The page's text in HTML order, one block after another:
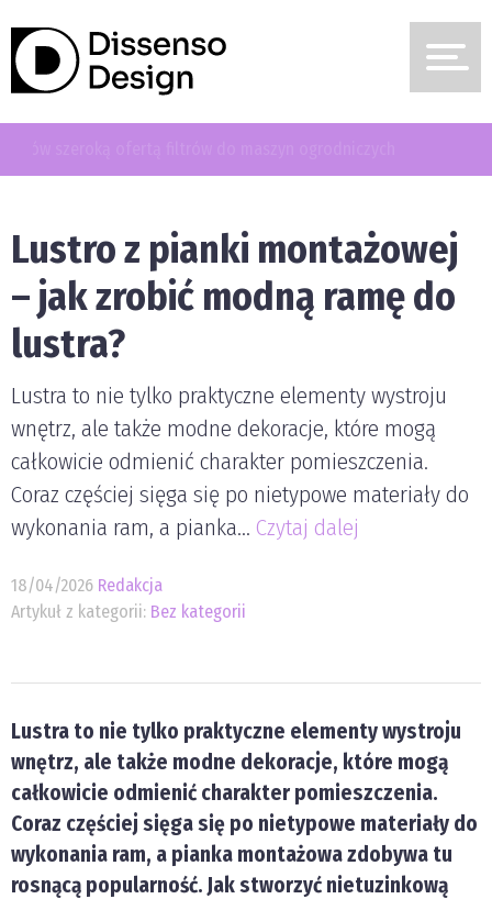
maszyn ogrodniczych
Lustro z pianki montażowej
– jak zrobić modną ramę do
lustra?
Lustra to nie tylko praktyczne elementy wystroju
wnętrz, ale także modne dekoracje, które mogą
całkowicie odmienić charakter pomieszczenia.
Coraz częściej sięga się po nietypowe materiały do
wykonania ram, a pianka... Czytaj dalej
18/04/2026 Redakcja
Artykuł z kategorii: Bez kategorii
Lustra to nie tylko praktyczne elementy wystroju
wnętrz, ale także modne dekoracje, które mogą
całkowicie odmienić charakter pomieszczenia.
Coraz częściej sięga się po nietypowe materiały do
wykonania ram, a pianka montażowa zdobywa tu
rosnącą popularność. Jak stworzyć nietuzinkową